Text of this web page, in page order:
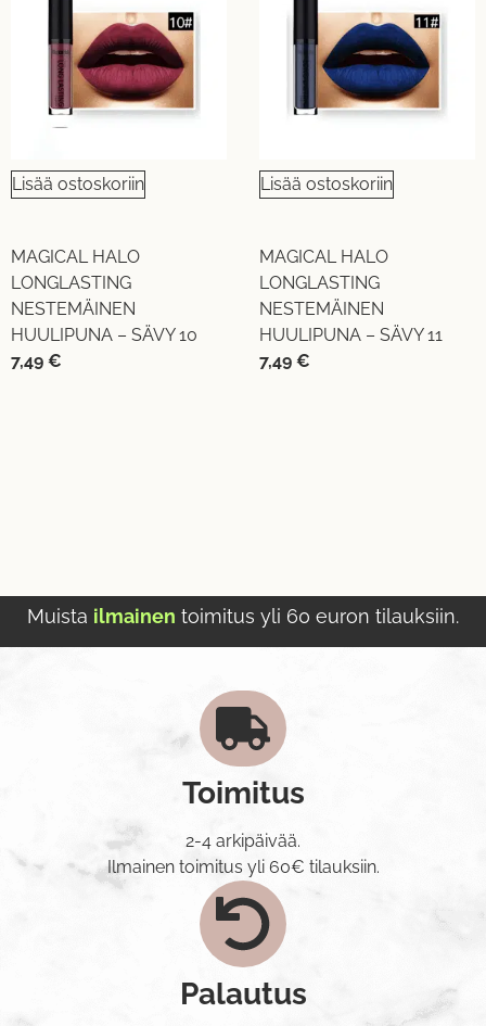
Lisää ostoskoriin
MAGICAL HALO
LONGLASTING
NESTEMÄINEN
HUULIPUNA – SÄVY 10
7,49 €
Lisää ostoskoriin
MAGICAL HALO
LONGLASTING
NESTEMÄINEN
HUULIPUNA – SÄVY 11
7,49 €
Muista ilmainen toimitus yli 60 euron tilauksiin.
Toimitus
2-4 arkipäivää.
Ilmainen toimitus yli 60€ tilauksiin.
Palautus